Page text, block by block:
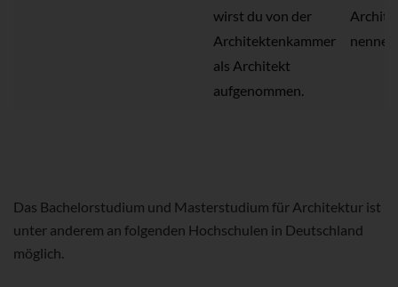
wirst du von der
Architektenkammer
als Architekt
aufgenommen.
nennen.
Das Bachelorstudium und Masterstudium für Architektur ist
unter anderem an folgenden Hochschulen in Deutschland
möglich.